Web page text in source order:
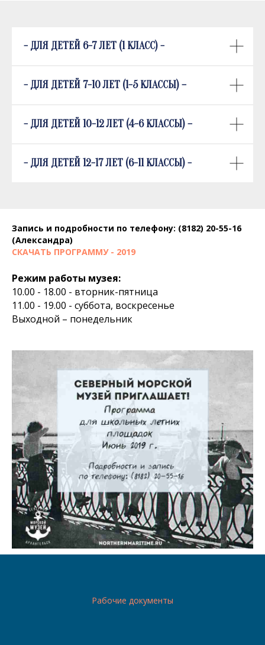
- ДЛЯ ДЕТЕЙ 6-7 ЛЕТ (1 КЛАСС) -
- ДЛЯ ДЕТЕЙ 7-10 ЛЕТ (1-5 КЛАССЫ) –
- ДЛЯ ДЕТЕЙ 10-12 ЛЕТ (4-6 КЛАССЫ) –
- ДЛЯ ДЕТЕЙ 12-17 ЛЕТ (6-11 КЛАССЫ) -
Запись и подробности по телефону: (8182) 20-55-16
(Александра)
СКАЧАТЬ ПРОГРАММУ - 2019
Режим работы музея:
10.00 - 18.00 - вторник-пятница
11.00 - 19.00 - суббота, воскресенье
Выходной – понедельник
Рабочие документы